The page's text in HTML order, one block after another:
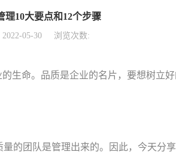
理10大要点和12个步骤
2022-05-30 浏览次数:
生命。品质是企业的名片，要想树立
的团队是管理出来的。因此，今天分